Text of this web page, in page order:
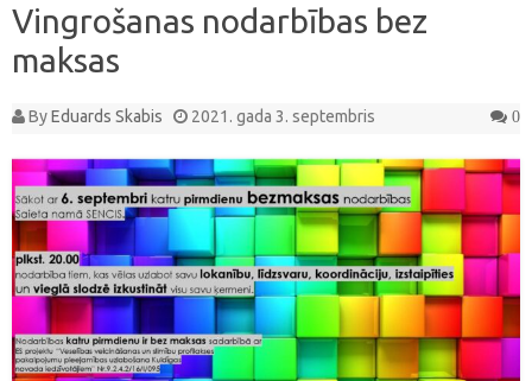
Vingrošanas nodarbības bez
maksas
ByEduards Skabis 2021. gada 3. septembris 0